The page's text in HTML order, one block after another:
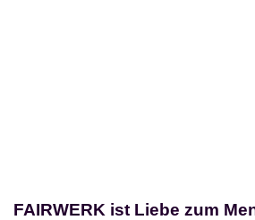
FAIRWERK ist Liebe zum